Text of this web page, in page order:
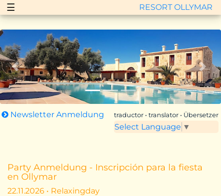
☰ RESORT OLLYMAR
Zurück Vor
Newsletter Anmeldung traductor • translator • Übersetzer
Select Language ▼
Party Anmeldung - Inscripción para la fiesta
en Ollymar
22.11.2026 • Relaxingday